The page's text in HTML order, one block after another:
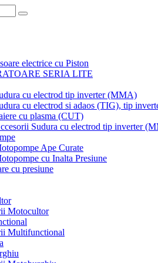
electrice cu Piston
SERIA LITE
cu electrod tip inverter (MMA)
cu electrod si adaos (TIG), tip
cu plasma (CUT)
Sudura cu electrod tip inverter
Ape Curate
cu Inalta Presiune
cu presiune
Motocultor
Multifunctional